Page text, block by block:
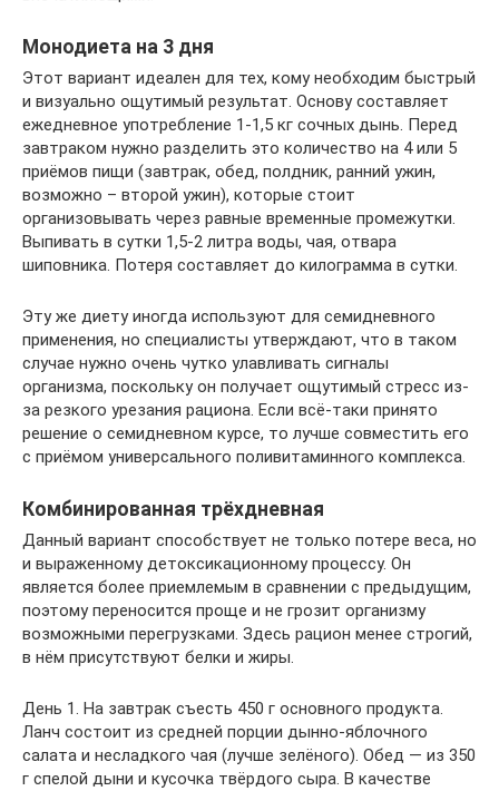
Монодиета на 3 дня
Этот вариант идеален для тех, кому необходим быстрый
и визуально ощутимый результат. Основу составляет
ежедневное употребление 1-1,5 кг сочных дынь. Перед
завтраком нужно разделить это количество на 4 или 5
приёмов пищи (завтрак, обед, полдник, ранний ужин,
возможно – второй ужин), которые стоит
организовывать через равные временные промежутки.
Выпивать в сутки 1,5-2 литра воды, чая, отвара
шиповника. Потеря составляет до килограмма в сутки.
Эту же диету иногда используют для семидневного
применения, но специалисты утверждают, что в таком
случае нужно очень чутко улавливать сигналы
организма, поскольку он получает ощутимый стресс из-
за резкого урезания рациона. Если всё-таки принято
решение о семидневном курсе, то лучше совместить его
с приёмом универсального поливитаминного комплекса.
Комбинированная трёхдневная
Данный вариант способствует не только потере веса, но
и выраженному детоксикационному процессу. Он
является более приемлемым в сравнении с предыдущим,
поэтому переносится проще и не грозит организму
возможными перегрузками. Здесь рацион менее строгий,
в нём присутствуют белки и жиры.
День 1. На завтрак съесть 450 г основного продукта.
Ланч состоит из средней порции дынно-яблочного
салата и несладкого чая (лучше зелёного). Обед — из 350
г спелой дыни и кусочка твёрдого сыра. В качестве